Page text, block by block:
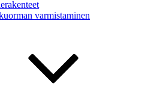
varmistaminen